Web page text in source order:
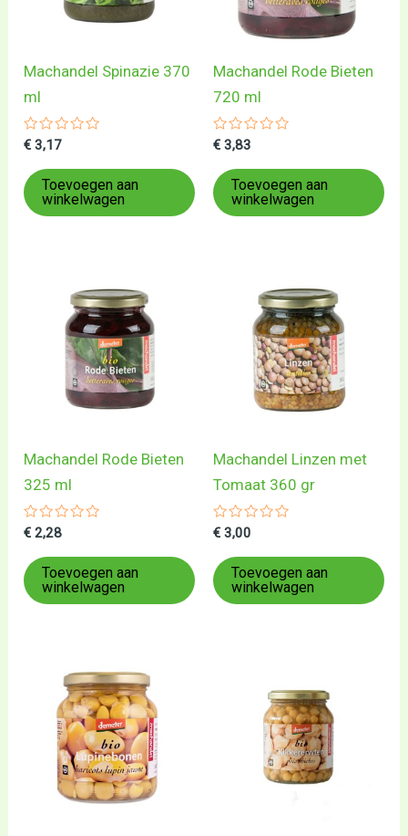
Machandel Spinazie 370
ml
Gewaardeerd
uit
5
€ 3,17
Toevoegen aan
winkelwagen
Machandel Rode Bieten
720 ml
Gewaardeerd
uit
5
€ 3,83
Toevoegen aan
winkelwagen
Machandel Rode Bieten
325 ml
Gewaardeerd
uit
5
€ 2,28
Toevoegen aan
winkelwagen
Machandel Linzen met
Tomaat 360 gr
Gewaardeerd
uit
5
€ 3,00
Toevoegen aan
winkelwagen